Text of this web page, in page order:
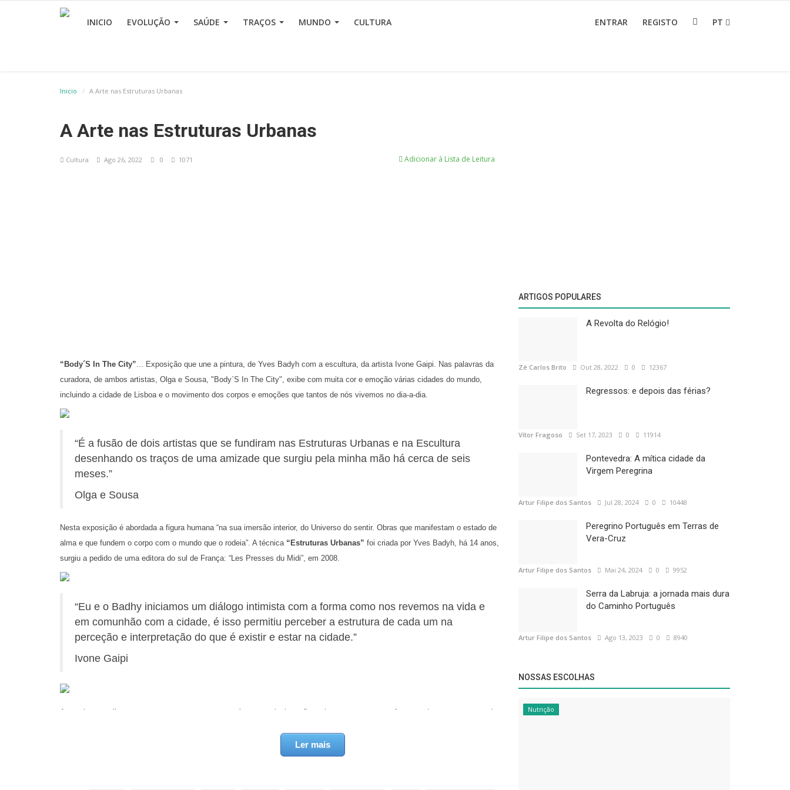
INICIO EVOLUÇÃO SAÚDE TRAÇOS MUNDO CULTURA ENTRAR REGISTO PT
Inicio A Arte nas Estruturas Urbanas
A Arte nas Estruturas Urbanas
Cultura Ago 26, 2022 0 1071 Adicionar à Lista de Leitura
“Body´S In The City”... Exposição que une a pintura, de Yves Badyh com a escultura, da artista Ivone Gaipi. Nas palavras da
curadora, de ambos artistas, Olga e Sousa, "Body´S In The City", exibe com muita cor e emoção várias cidades do mundo,
incluindo a cidade de Lisboa e o movimento dos corpos e emoções que tantos de nós vivemos no dia-a-dia.
“É a fusão de dois artistas que se fundiram nas Estruturas Urbanas e na Escultura
desenhando os traços de uma amizade que surgiu pela minha mão há cerca de seis
meses.”
Olga e Sousa
Nesta exposição é abordada a figura humana “na sua imersão interior, do Universo do sentir. Obras que manifestam o estado de
alma e que fundem o corpo com o mundo que o rodeia”. A técnica“Estruturas Urbanas” foi criada por Yves Badyh, há 14 anos,
surgiu a pedido de uma editora do sul de França: “Les Presses du Midi”, em 2008.
“Eu e o Badhy iniciamos um diálogo intimista com a forma como nos revemos na vida e
em comunhão com a cidade, é isso permitiu perceber a estrutura de cada um na
perceção e interpretação do que é existir e estar na cidade.”
Ivone Gaipi
A escultora explica que as suas peças representam “o expressionismo figurativo que transmuta a forma, e demonstra os estados
Ler mais
ARTIGOS POPULARES
A Revolta do Relógio!
Zé Carlos Brito Out 28, 2022 0 12367
Regressos: e depois das férias?
Vítor Fragoso Set 17, 2023 0 11914
Pontevedra: A mítica cidade da
Virgem Peregrina
Artur Filipe dos Santos Jul 28, 2024 0 10448
Peregrino Português em Terras de
Vera-Cruz
Artur Filipe dos Santos Mai 24, 2024 0 9952
Serra da Labruja: a jornada mais dura
do Caminho Português
Artur Filipe dos Santos Ago 13, 2023 0 8940
NOSSAS ESCOLHAS
Nutrição